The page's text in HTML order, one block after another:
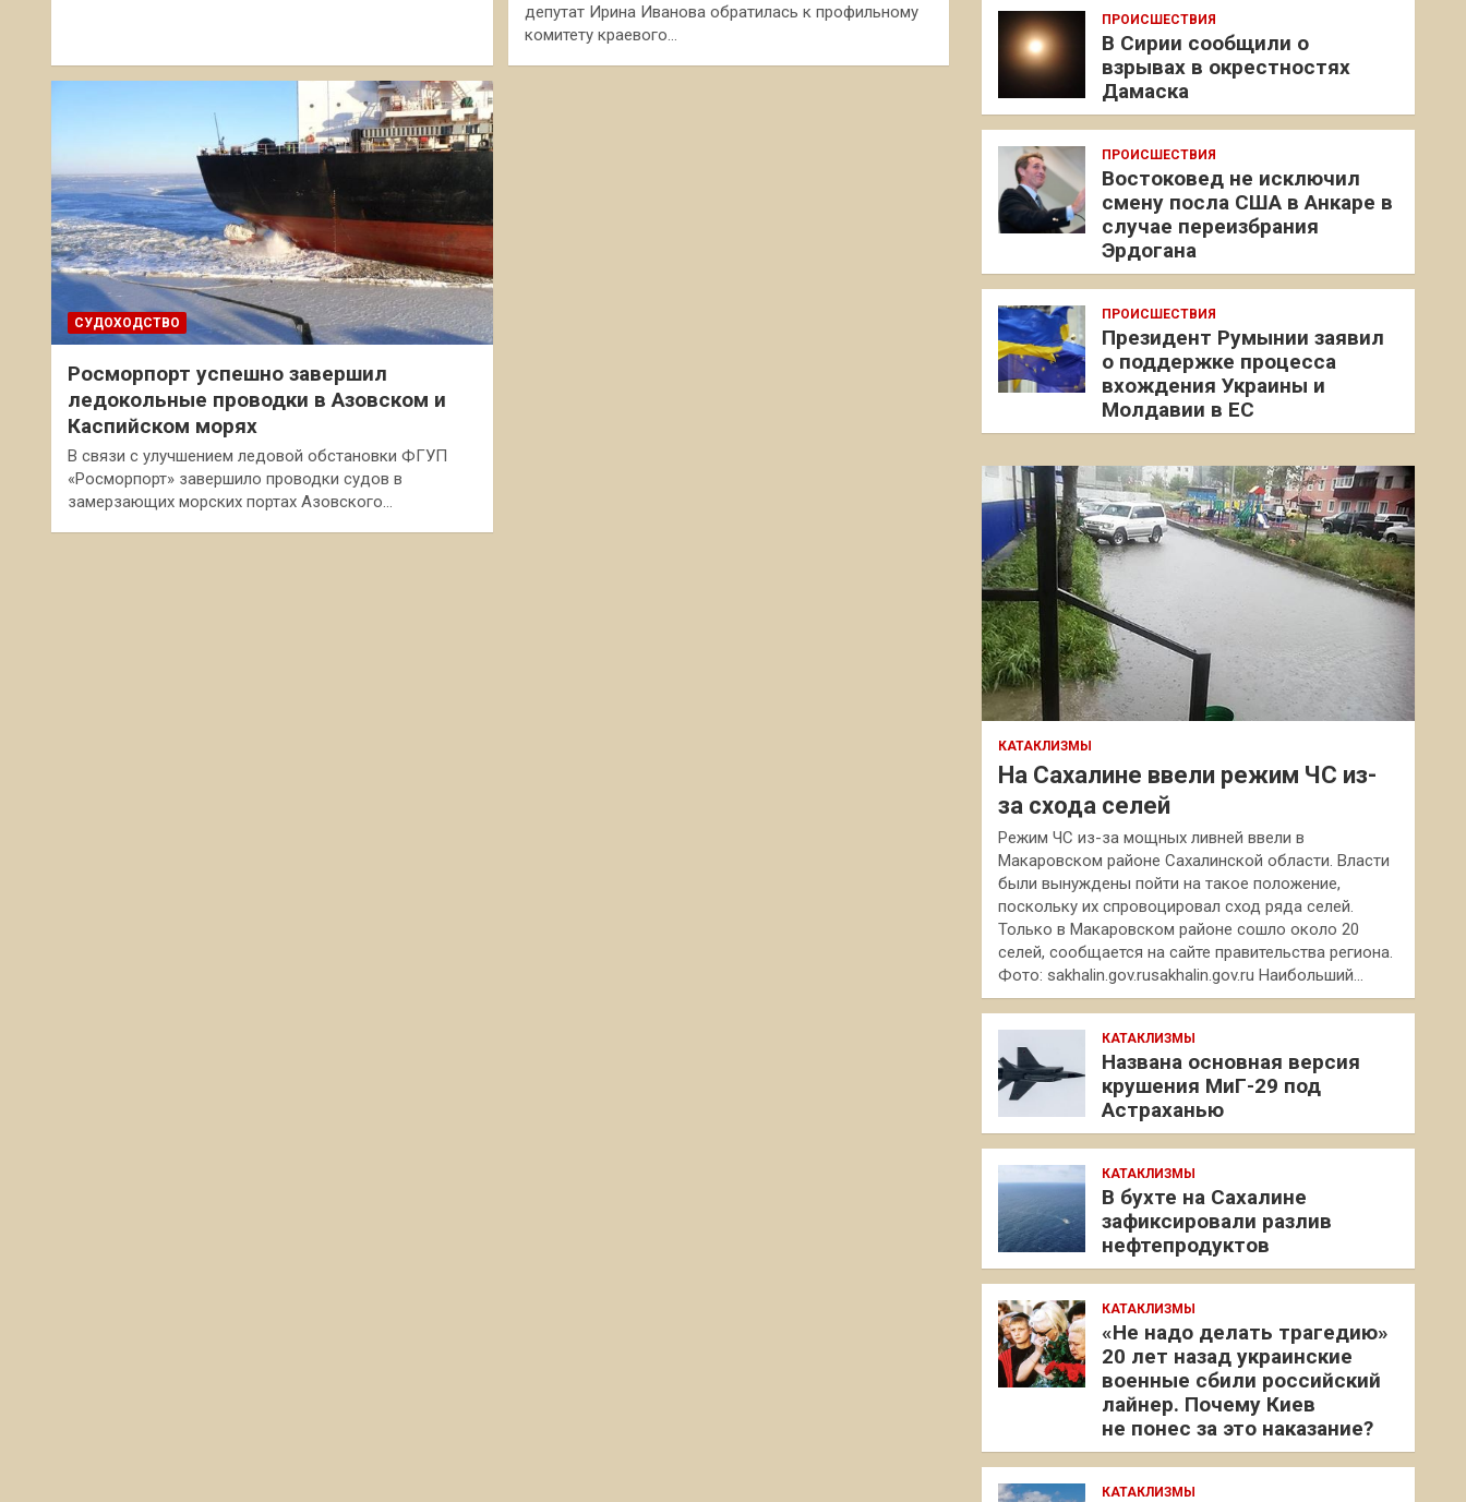
депутат Ирина Иванова обратилась к профильному
комитету краевого…
СУДОХОДСТВО
Росморпорт успешно завершил
ледокольные проводки в Азовском и
Каспийском морях
В связи с улучшением ледовой обстановки ФГУП
«Росморпорт» завершило проводки судов в
замерзающих морских портах Азовского…
ПРОИСШЕСТВИЯ
В Сирии сообщили о
взрывах в окрестностях
Дамаска
ПРОИСШЕСТВИЯ
Востоковед не исключил
смену посла США в Анкаре в
случае переизбрания
Эрдогана
ПРОИСШЕСТВИЯ
Президент Румынии заявил
о поддержке процесса
вхождения Украины и
Молдавии в ЕС
КАТАКЛИЗМЫ
На Сахалине ввели режим ЧС из-
за схода селей
Режим ЧС из-за мощных ливней ввели в
Макаровском районе Сахалинской области. Власти
были вынуждены пойти на такое положение,
поскольку их спровоцировал сход ряда селей.
Только в Макаровском районе сошло около 20
селей, сообщается на сайте правительства региона.
Фото: sakhalin.gov.rusakhalin.gov.ru Наибольший…
КАТАКЛИЗМЫ
Названа основная версия
крушения МиГ-29 под
Астраханью
КАТАКЛИЗМЫ
В бухте на Сахалине
зафиксировали разлив
нефтепродуктов
КАТАКЛИЗМЫ
«Не надо делать трагедию»
20 лет назад украинские
военные сбили российский
лайнер. Почему Киев
не понес за это наказание?
КАТАКЛИЗМЫ